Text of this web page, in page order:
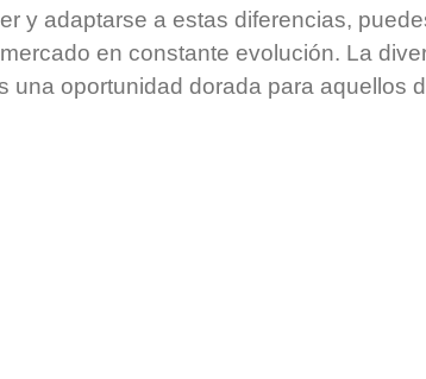
y adaptarse a estas diferencias,
en constante evolución. La
una oportunidad dorada para aquellos